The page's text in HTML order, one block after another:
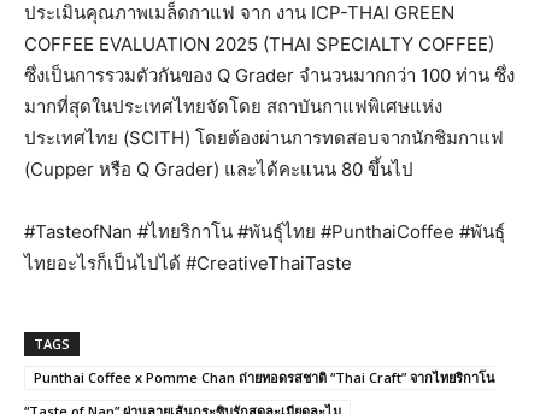
ประเมินคุณภาพเมล็ดกาแฟ จาก งาน ICP-THAI GREEN
COFFEE EVALUATION 2025 (THAI SPECIALTY COFFEE)
ซึ่งเป็นการรวมตัวกันของ Q Grader จำนวนมากกว่า 100 ท่าน ซึ่ง
มากที่สุดในประเทศไทยจัดโดย สถาบันกาแฟพิเศษแห่ง
ประเทศไทย (SCITH) โดยต้องผ่านการทดสอบจากนักชิมกาแฟ
(Cupper หรือ Q Grader) และได้คะแนน 80 ขึ้นไป
#TasteofNan #ไทยริกาโน #พันธุ์ไทย #PunthaiCoffee #พันธุ์
ไทยอะไรก็เป็นไปได้ #CreativeThaiTaste
TAGS
Punthai Coffee x Pomme Chan ถ่ายทอดรสชาติ “Thai Craft” จากไทยริกาโน